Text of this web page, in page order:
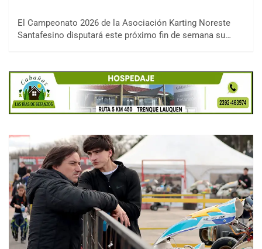
El Campeonato 2026 de la Asociación Karting Noreste
Santafesino disputará este próximo fin de semana su…